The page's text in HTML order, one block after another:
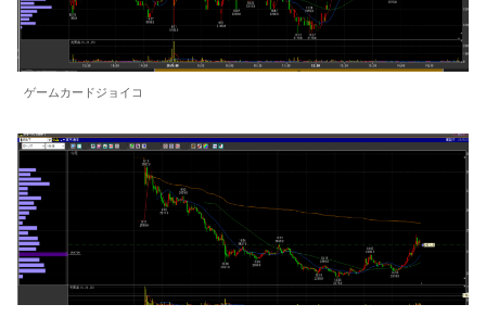
ゲームカードジョイコ